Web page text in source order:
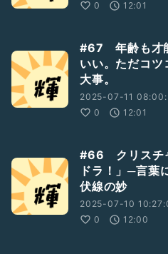
0
12:01
#67 年齢も才
いい。ただコ
大事。
2025-07-11
0
12:01
#66 クリスチ
ドラ！」─言葉
伏線の妙
2025-07-10
0
12:00